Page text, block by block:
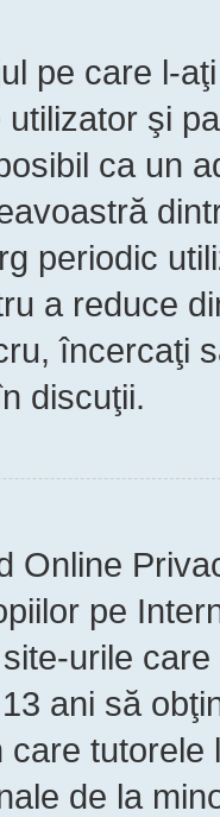
pe care l-
şi
ca un
periodic
a reduce
încercaţi
discuţii.
Online
pe
urile
ani să
care
de la